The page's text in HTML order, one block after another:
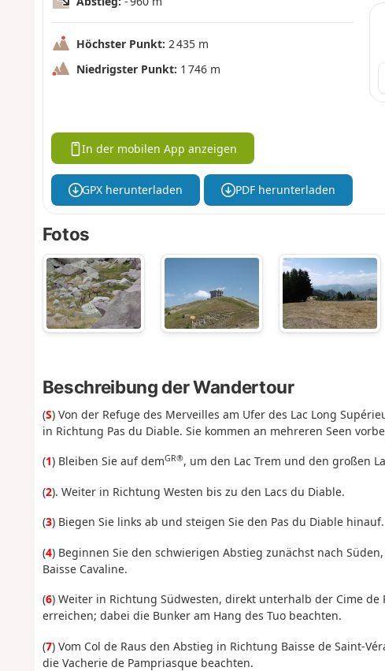
Höchster Punkt: 2 435 m
Niedrigster Punkt: 1 746 m
In der mobilen App anzeigen
GPX herunterladen PDF herunterladen
Fotos
Beschreibung der Wandertour
(S) Von der Refuge des Merveilles am Ufer des Lac Long
in Richtung Pas du Diable. Sie kommen an mehreren Seen
(1) Bleiben Sie auf demGR®, um den Lac Trem und den großen
(2). Weiter in Richtung Westen bis zu den Lacs du Diable.
(3) Biegen Sie links ab und steigen Sie den Pas du Diable hinauf.
(4) Beginnen Sie den schwierigen Abstieg zunächst nach
Baisse Cavaline.
(6) Weiter in Richtung Südwesten, direkt unterhalb der Cime
erreichen; dabei die Bunker am Hang des Tuo beachten.
(7) Vom Col de Raus den Abstieg in Richtung Baisse de Saint-
die Vacherie de Pampriasque beachten.